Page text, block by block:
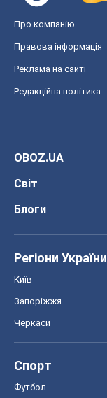
Про компанію
Правова інформація
Реклама на сайті
Редакційна політика
OBOZ.UA
Світ
Блоги
Регіони України
Київ
Запоріжжя
Черкаси
Спорт
Футбол